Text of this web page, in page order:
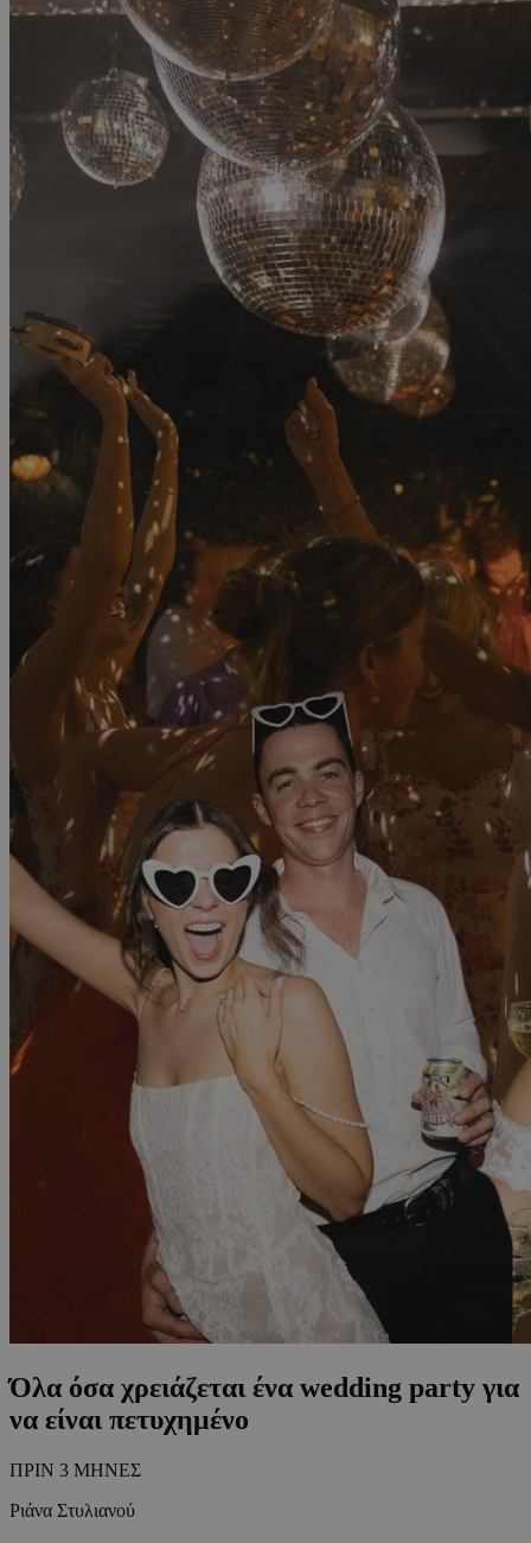
Όλα όσα χρειάζεται ένα wedding party για
να είναι πετυχημένo
ΠΡΙΝ 3 ΜΗΝΕΣ
Ριάνα Στυλιανού